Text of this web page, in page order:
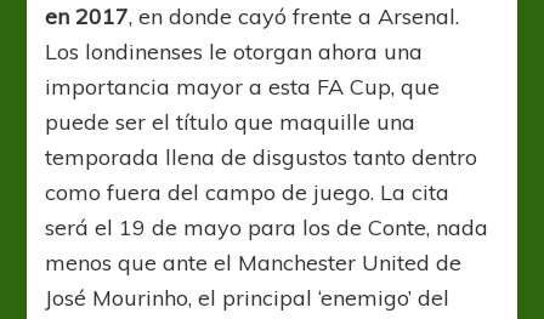
en 2017, en donde cayó frente a Arsenal.
Los londinenses le otorgan ahora una
importancia mayor a esta FA Cup, que
puede ser el título que maquille una
temporada llena de disgustos tanto dentro
como fuera del campo de juego. La cita
será el 19 de mayo para los de Conte, nada
menos que ante el Manchester United de
José Mourinho, el principal ‘enemigo’ del